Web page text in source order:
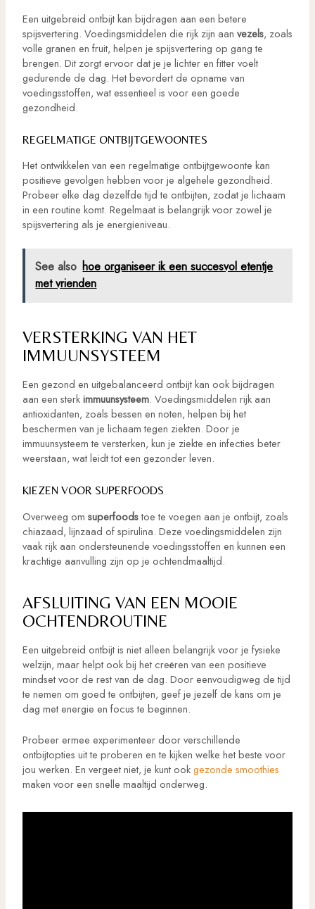
Een uitgebreid ontbijt kan bijdragen aan een betere
spijsvertering. Voedingsmiddelen die rijk zijn aan vezels, zoals
volle granen en fruit, helpen je spijsvertering op gang te
brengen. Dit zorgt ervoor dat je je lichter en fitter voelt
gedurende de dag. Het bevordert de opname van
voedingsstoffen, wat essentieel is voor een goede
gezondheid.
REGELMATIGE ONTBIJTGEWOONTES
Het ontwikkelen van een regelmatige ontbijtgewoonte kan
positieve gevolgen hebben voor je algehele gezondheid.
Probeer elke dag dezelfde tijd te ontbijten, zodat je lichaam
in een routine komt. Regelmaat is belangrijk voor zowel je
spijsvertering als je energieniveau.
See also hoe organiseer ik een succesvol etentje
met vrienden
VERSTERKING VAN HET
IMMUUNSYSTEEM
Een gezond en uitgebalanceerd ontbijt kan ook bijdragen
aan een sterkimmuunsysteem. Voedingsmiddelen rijk aan
antioxidanten, zoals bessen en noten, helpen bij het
beschermen van je lichaam tegen ziekten. Door je
immuunsysteem te versterken, kun je ziekte en infecties beter
weerstaan, wat leidt tot een gezonder leven.
KIEZEN VOOR SUPERFOODS
Overweeg om superfoodstoe te voegen aan je ontbijt, zoals
chiazaad, lijnzaad of spirulina. Deze voedingsmiddelen zijn
vaak rijk aan ondersteunende voedingsstoffen en kunnen een
krachtige aanvulling zijn op je ochtendmaaltijd.
AFSLUITING VAN EEN MOOIE
OCHTENDROUTINE
Een uitgebreid ontbijt is niet alleen belangrijk voor je fysieke
welzijn, maar helpt ook bij het creëren van een positieve
mindset voor de rest van de dag. Door eenvoudigweg de tijd
te nemen om goed te ontbijten, geef je jezelf de kans om je
dag met energie en focus te beginnen.
Probeer ermee experimenteer door verschillende
ontbijtopties uit te proberen en te kijken welke het beste voor
jou werken. En vergeet niet, je kunt ookgezonde smoothies
maken voor een snelle maaltijd onderweg.